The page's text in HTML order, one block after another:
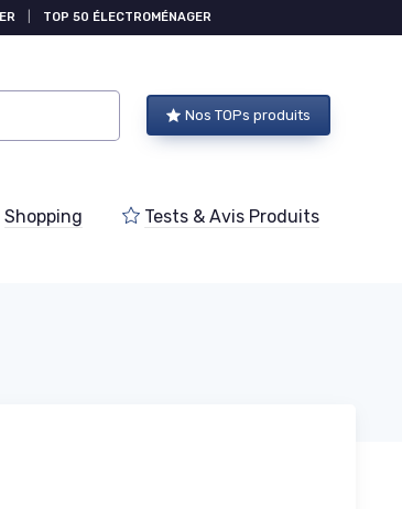
TOP 50 ÉLECTROMÉNAGER
Nos TOPs produits
Shopping Tests & Avis Produits